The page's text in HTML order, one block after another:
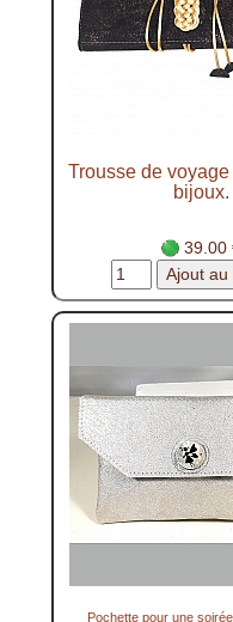
Trousse de
bijoux.
39.00
Pochette pour une